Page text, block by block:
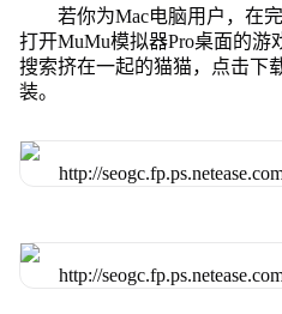
若你为Mac电脑用户，在
打开MuMu模拟器Pro桌面的游
搜索挤在一起的猫猫，点击下
装。